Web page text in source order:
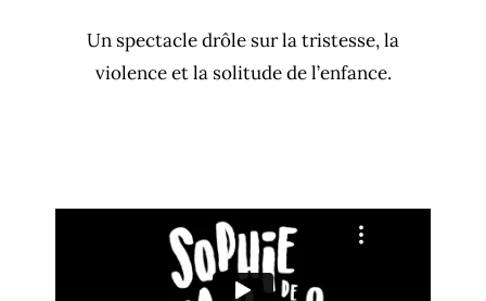
Un spectacle drôle sur la tristesse, la
violence et la solitude de l’enfance.